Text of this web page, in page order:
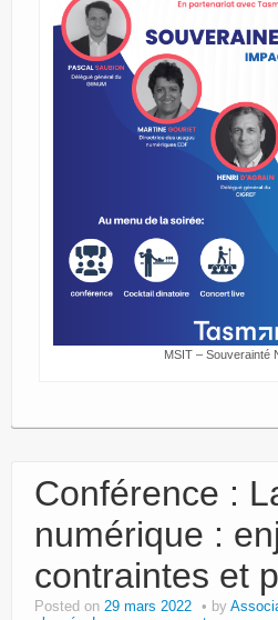
MSIT – Souverainté
Conférence :
numérique :
contraintes et
Posted on 29 mars 2022 by